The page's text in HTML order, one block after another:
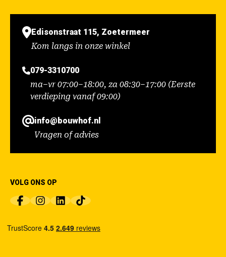
Edisonstraat 115, Zoetermeer
Kom langs in onze winkel
079-3310700
ma–vr 07:00–18:00, za 08:30–17:00 (Eerste
verdieping vanaf 09:00)
info@bouwhof.nl
Vragen of advies
VOLG ONS OP